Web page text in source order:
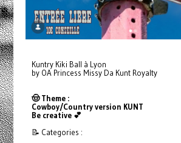
Kuntry Kiki Ball à Lyon
by OA Princess Missy Da Kunt Royalty
🤠 Theme :
Cowboy/Country version KUNT
Be creative 💕
📝 Categories :